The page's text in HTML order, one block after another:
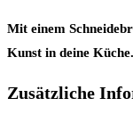
Mit einem
Kunst in deine Küche.
Zusätzliche